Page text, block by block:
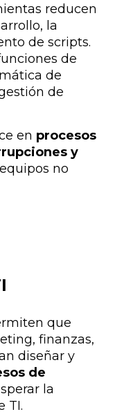
reducen
la
de scripts.
de
de
de
en procesos
y
no
que
finanzas,
diseñar y
de
la
TI.